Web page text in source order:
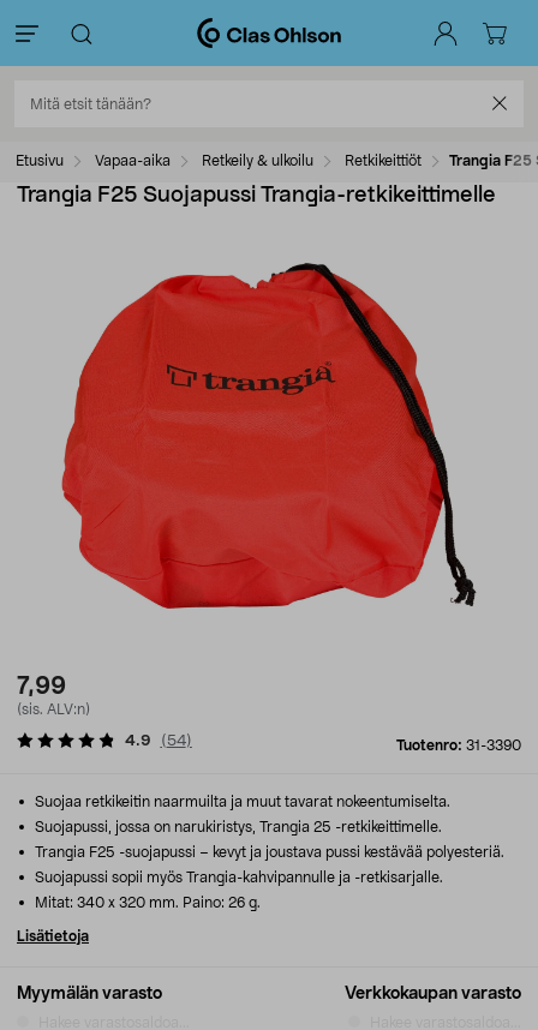
Etusivu Vapaa-aika Retkeily & ulkoilu Retkikeittiöt Trangia F25
Trangia F25 Suojapussi Trangia-retkikeittimelle
7,99
(sis. ALV:n)
Tuotenro: 31-3390
4.9 ( 54)
Myymälän varasto Verkkokaupan varasto
Suojaa retkikeitin naarmuilta ja muut tavarat nokeentumiselta.
Suojapussi, jossa on narukiristys, Trangia 25 -retkikeittimelle.
Trangia F25 -suojapussi – kevyt ja joustava pussi kestävää polyesteriä.
Suojapussi sopii myös Trangia-kahvipannulle ja -retkisarjalle.
Mitat: 340 x 320 mm. Paino: 26 g.
Lisätietoja